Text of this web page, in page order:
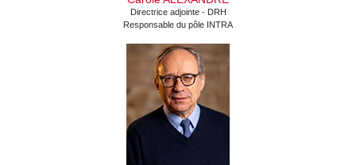
Directrice adjointe - DRH
Responsable du pôle INTRA